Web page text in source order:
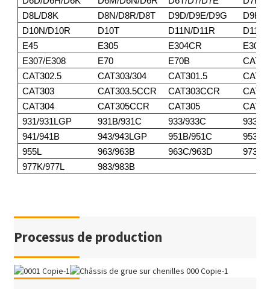
D8L/D8K
D8N/D8R/D8T D9D/D9E/D9G
D9H/
D10N/D10R
D10T D11N/D11R
D11T
E45
E305 E304CR
E307/E308
E70 E70B
CAT302.5
CAT303/304 CAT301.5
CAT303
CAT303.5CCR CAT303CCR
CAT304
CAT305CCR CAT305
931/931LGP
931B/931C 933/933C
933F/
941/941B
943/943LGP 951B/951C
953/
955L
963/963B 963C/963D
973
977K/977L
983/983B
Processus de production